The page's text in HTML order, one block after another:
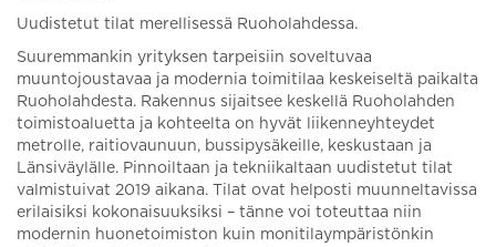
Uudistetut tilat merellisessä Ruoholahdessa.
Suuremmankin yrityksen tarpeisiin soveltuvaa
muuntojoustavaa ja modernia toimitilaa keskeiseltä paikalta
Ruoholahdesta. Rakennus sijaitsee keskellä Ruoholahden
toimistoaluetta ja kohteelta on hyvät liikenneyhteydet
metrolle, raitiovaunuun, bussipysäkeille, keskustaan ja
Länsiväylälle. Pinnoiltaan ja tekniikaltaan uudistetut tilat
valmistuivat 2019 aikana. Tilat ovat helposti muunneltavissa
erilaisiksi kokonaisuuksiksi – tänne voi toteuttaa niin
modernin huonetoimiston kuin monitilaympäristönkin